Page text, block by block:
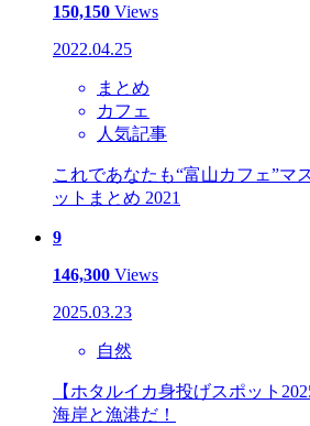
150,150 Views
2022.04.25
まとめ
カフェ
人気記事
これであなたも“富山カフェ”マ
ットまとめ 2021
9
146,300 Views
2025.03.23
自然
【ホタルイカ身投げスポット
海岸と漁港だ！